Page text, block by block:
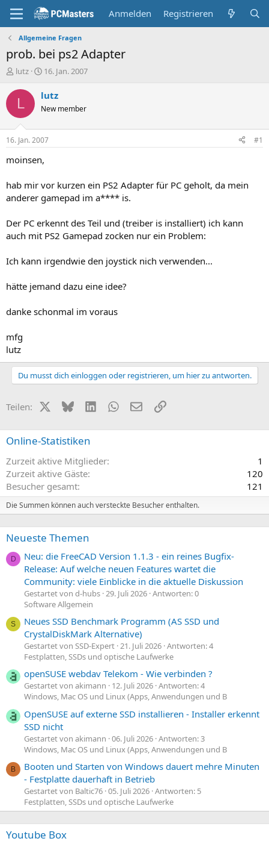
Anmelden Registrieren
Allgemeine Fragen
prob. bei ps2 Adapter
E
s
e
r
lutz
E
s
e
l
t
16. Jan. 2007
L lutz
New member
16. Jan. 2007 #1
moinsen,
hab mir vor kurzen ein PS2 Adapter für PC geholt, da mein
anderer gamepad im a**** is.
Der PC erkennt des Teil und (treiber is installiert) ich kann
auch mit PS2 Gamepad zocken nur ein Problem:
Ich kann irgendwie den joystick nich verwenden...
hätte jemand dazu eine idee?
danke schonmal im voraus
mfg
lutz
Du musst dich einloggen oder registrieren, um hier zu antworten.
Teilen: X (Twitter)
BlueskyLinkedInWhatsApp
E-MailLink
Online-Statistiken
Zurzeit aktive Mitglieder
1
Zurzeit aktive Gäste
120
Besucher gesamt
121
Die Summen können auch versteckte Besucher enthalten.
Neueste Themen
D
Neu: die FreeCAD Version 1.1.3 - ein reines Bugfix-
Release: Auf welche neuen Features wartet die
Community: viele Einblicke in die aktuelle Diskussion
Gestartet von d-hubs 29. Juli 2026 Antworten: 0
Software Allgemein
S
Neues SSD Benchmark Programm (AS SSD und
CrystalDiskMark Alternative)
Gestartet von SSD-Expert 21. Juli 2026 Antworten: 4
Festplatten, SSDs und optische Laufwerke
openSUSE webdav Telekom - Wie verbinden ?
Gestartet von akimann 12. Juli 2026 Antworten: 4
Windows, Mac OS und Linux (Apps, Anwendungen und B
OpenSUSE auf externe SSD installieren - Installer erkennt
SSD nicht
Gestartet von akimann 06. Juli 2026 Antworten: 3
Windows, Mac OS und Linux (Apps, Anwendungen und B
B
Booten und Starten von Windows dauert mehre Minuten
- Festplatte dauerhaft in Betrieb
Gestartet von Baltic76 05. Juli 2026 Antworten: 5
Festplatten, SSDs und optische Laufwerke
Youtube Box